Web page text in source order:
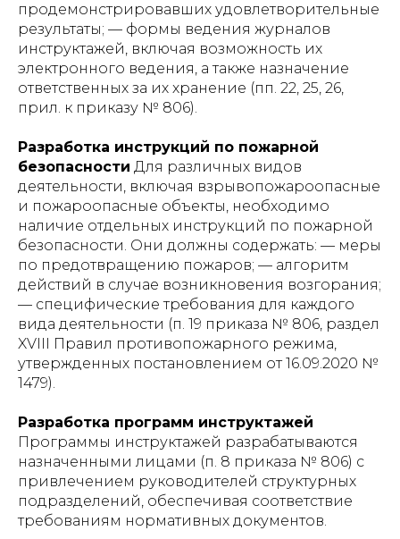
продемонстрировавших удовлетворительные
результаты; — формы ведения журналов
инструктажей, включая возможность их
электронного ведения, а также назначение
ответственных за их хранение (пп. 22, 25, 26,
прил. к приказу № 806).
Разработка инструкций по пожарной
безопасности Для различных видов
деятельности, включая взрывопожароопасные
и пожароопасные объекты, необходимо
наличие отдельных инструкций по пожарной
безопасности. Они должны содержать: — меры
по предотвращению пожаров; — алгоритм
действий в случае возникновения возгорания;
— специфические требования для каждого
вида деятельности (п. 19 приказа № 806, раздел
XVIII Правил противопожарного режима,
утвержденных постановлением от 16.09.2020 №
1479).
Разработка программ инструктажей
Программы инструктажей разрабатываются
назначенными лицами (п. 8 приказа № 806) с
привлечением руководителей структурных
подразделений, обеспечивая соответствие
требованиям нормативных документов.